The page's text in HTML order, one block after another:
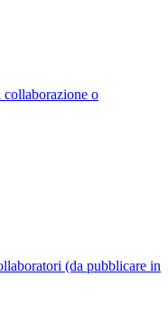
o
(da pubblicare in